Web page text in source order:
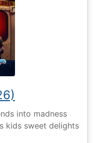
into madness
kids sweet delights